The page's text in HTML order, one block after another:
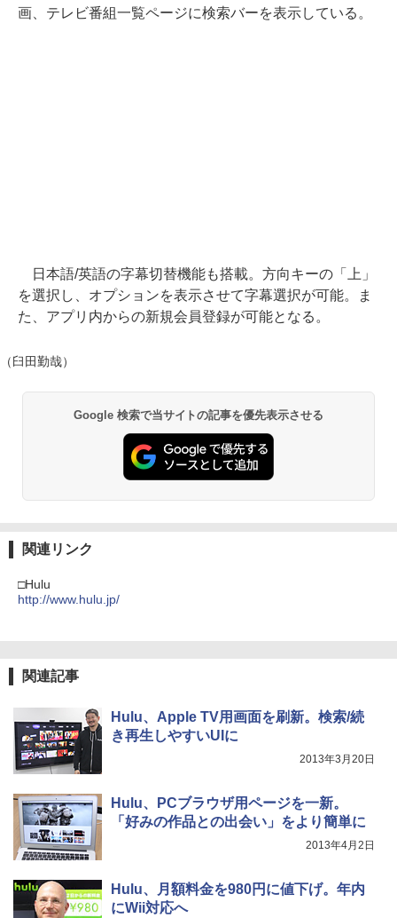
画、テレビ番組一覧ページに検索バーを表示している。
日本語/英語の字幕切替機能も搭載。方向キーの「上」
を選択し、オプションを表示させて字幕選択が可能。ま
た、アプリ内からの新規会員登録が可能となる。
（臼田勤哉）
Google 検索で当サイトの記事を優先表示させる
関連リンク
□Hulu
http://www.hulu.jp/
関連記事
Hulu、Apple TV用画面を刷新。検索/続
き再生しやすいUIに
2013年3月20日
Hulu、PCブラウザ用ページを一新。
「好みの作品との出会い」をより簡単に
2013年4月2日
Hulu、月額料金を980円に値下げ。年内
にWii対応へ